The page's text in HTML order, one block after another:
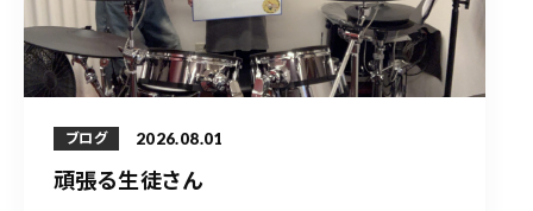
ブログ 2026.08.01
頑張る生徒さん